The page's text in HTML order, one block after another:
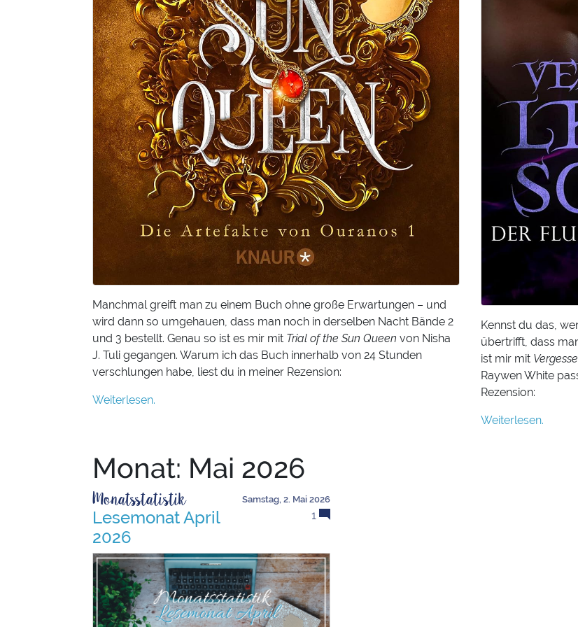
Manchmal greift man zu einem Buch ohne große Erwartungen – und
wird dann so umgehauen, dass man noch in derselben Nacht Bände 2
und 3 bestellt. Genau so ist es mir mit Trial of the Sun Queen von Nisha
J. Tuli gegangen. Warum ich das Buch innerhalb von 24 Stunden
verschlungen habe, liest du in meiner Rezension:
Weiterlesen.
Kennst du das,
übertrifft, dass
ist mir mit
Raywen White
Rezension:
Weiterlesen.
Monat: Mai 2026
Samstag, 2. Mai 2026
1
Monatsstatistik
Lesemonat April
2026